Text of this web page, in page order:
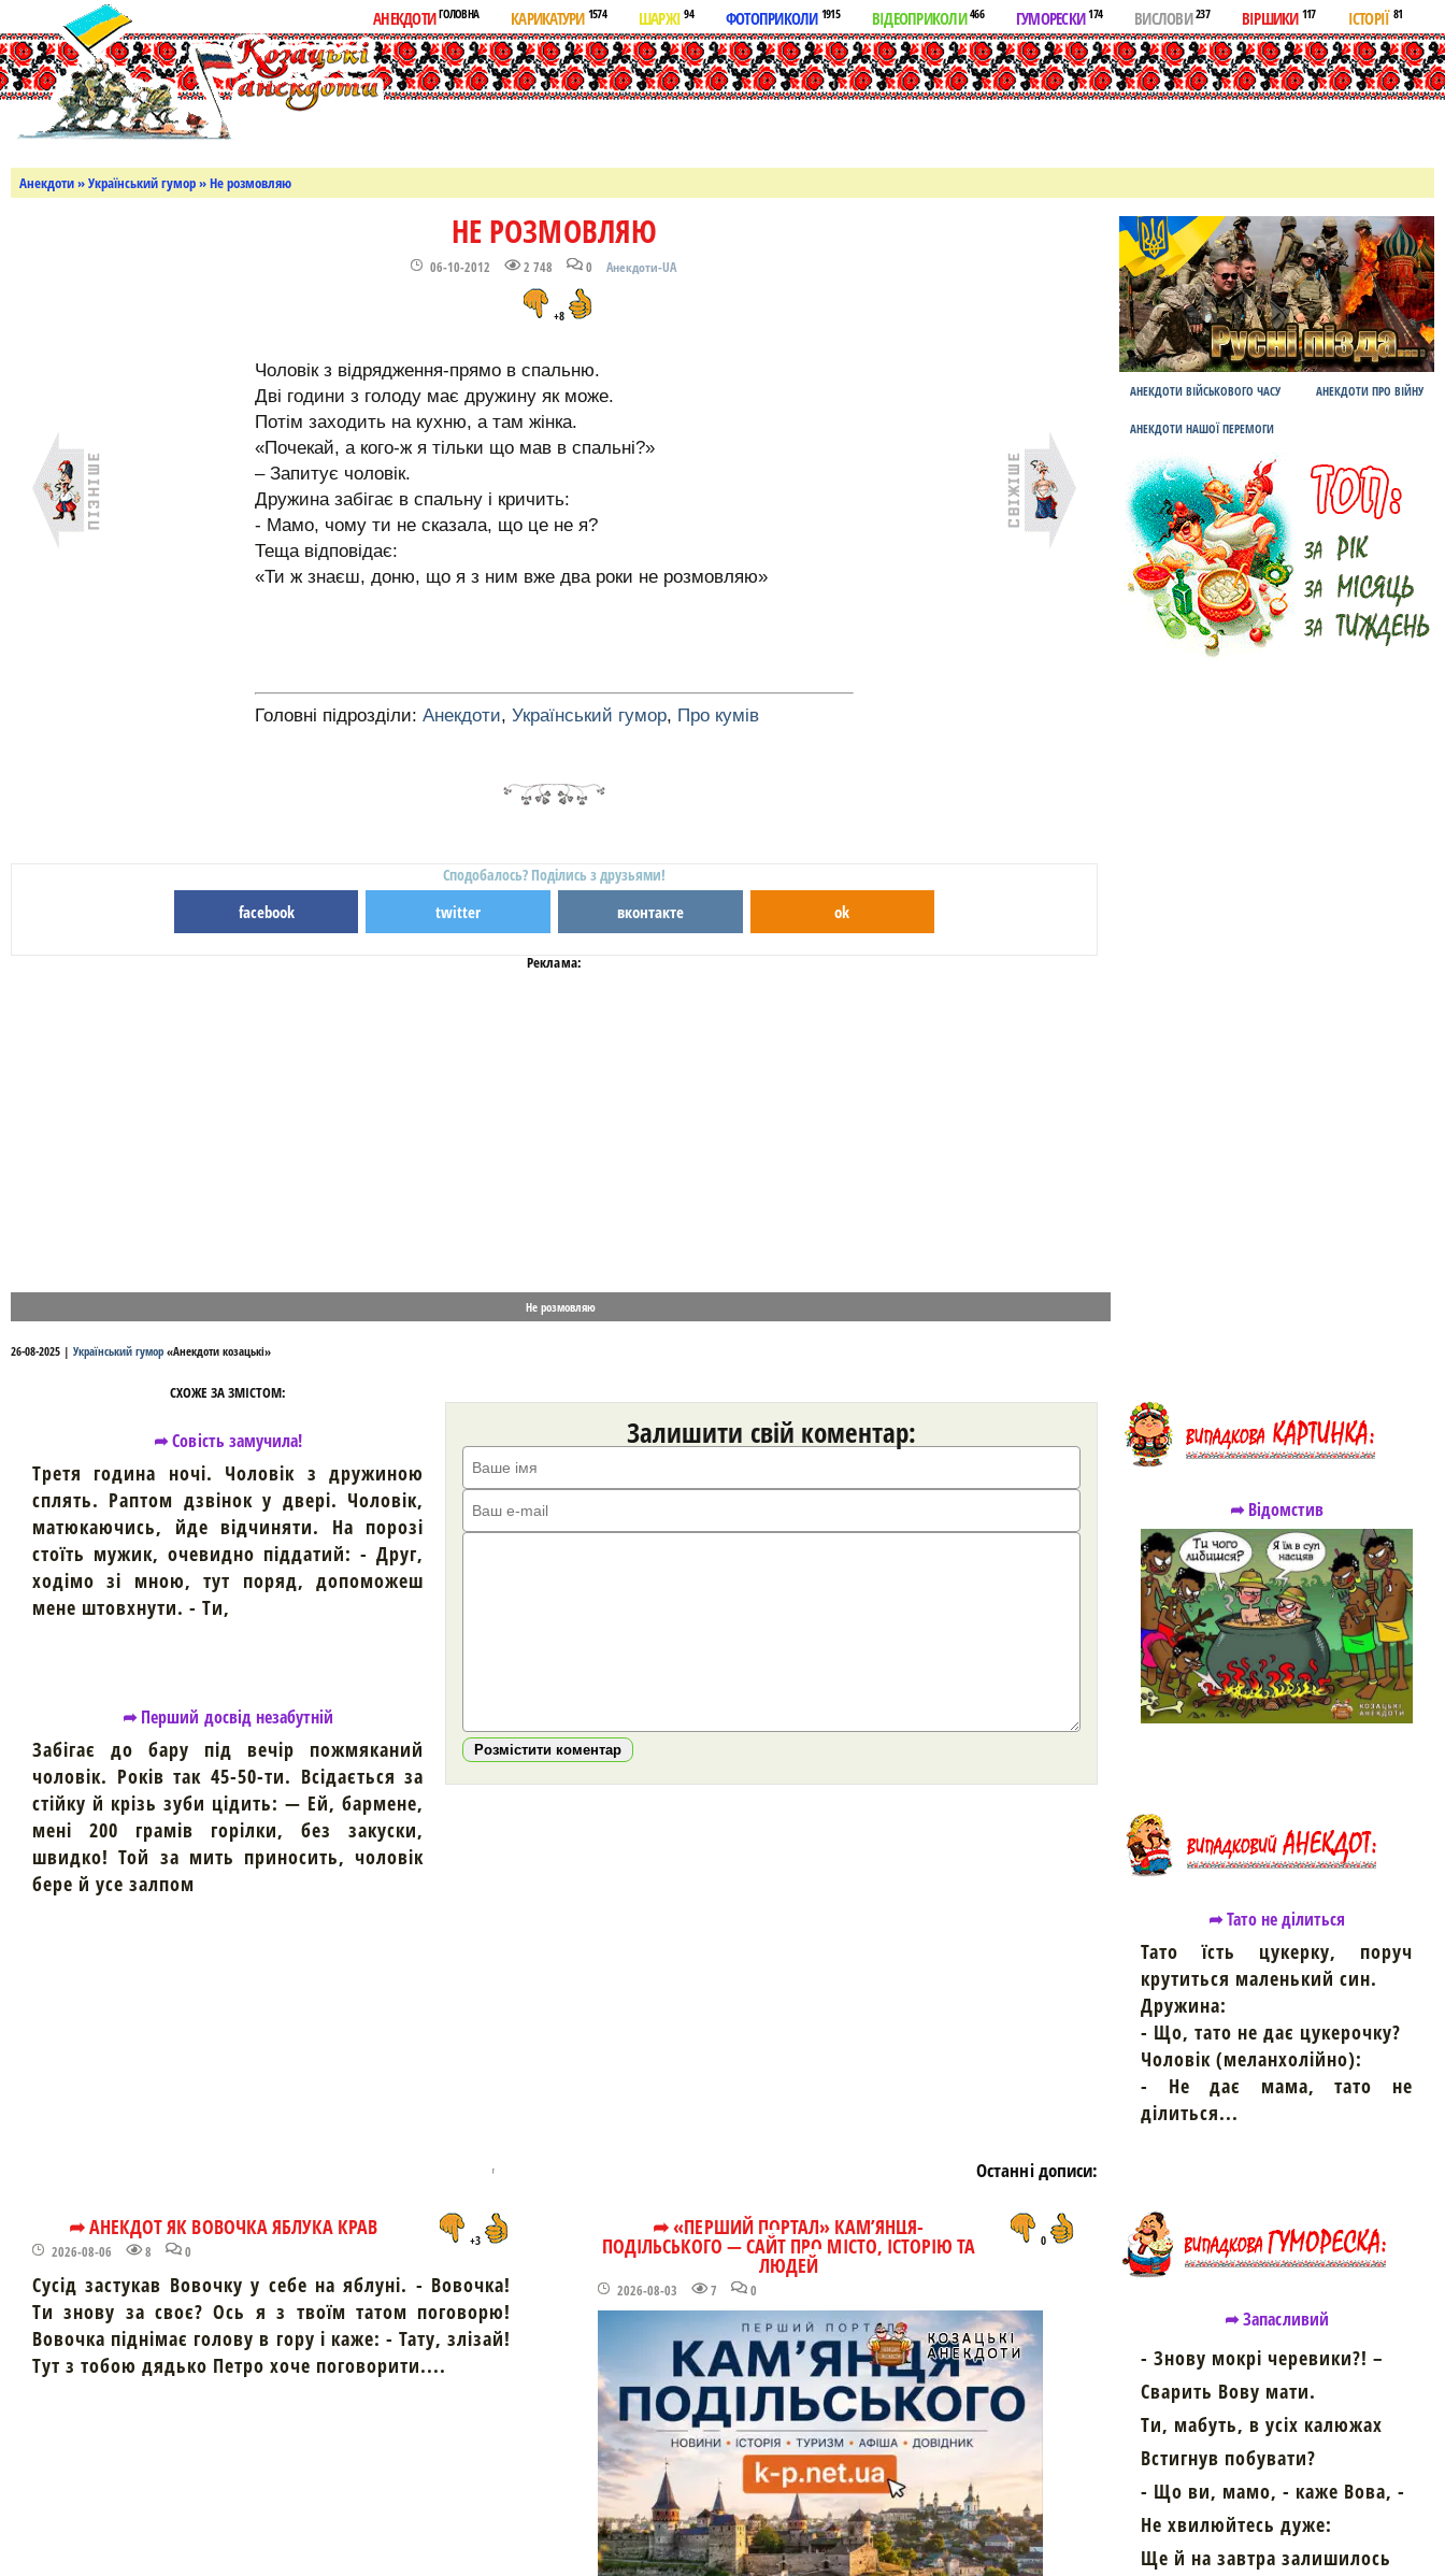
АНЕКДОТИГОЛОВНА КАРИКАТУРИ 1574 ШАРЖІ94 ФОТОПРИКОЛИ 1915 ВІДЕОПРИКОЛИ466 ГУМОРЕСКИ174 ВИСЛОВИ237 ВІРШИКИ 117 ІСТОРІЇ 81
Анекдоти»Український гумор» Не розмовляю
НЕ РОЗМОВЛЯЮ
06-10-2012 2 748 0 Анекдоти-UA
+8
Чоловік з відрядження-прямо в спальню.
Дві години з голоду має дружину як може.
Потім заходить на кухню, а там жінка.
«Почекай, а кого-ж я тільки що мав в спальні?»
– Запитує чоловік.
Дружина забігає в спальну і кричить:
- Мамо, чому ти не сказала, що це не я?
Теща відповідає:
«Ти ж знаєш, доню, що я з ним вже два роки не розмовляю»
Головні підрозділи:Анекдоти,Український гумор, Про кумів
Сподобалось? Поділись з друзьями!
facebook twitter вконтакте ok
Реклама:
Не розмовляю
26-08-2025 | Український гумор «Анекдоти козацькі»
СХОЖЕ ЗА ЗМІСТОМ:
➦ Совість замучила!
Третя година ночі. Чоловік з дружиною
сплять. Раптом дзвінок у двері. Чоловік,
матюкаючись, йде відчиняти. На порозі
стоїть мужик, очевидно піддатий: - Друг,
ходімо зі мною, тут поряд, допоможеш
мене штовхнути. - Ти,
➦ Перший досвід незабутній
Забігає до бару під вечір пожмяканий
чоловік. Років так 45-50-ти. Всідається за
стійку й крізь зуби цідить: — Ей, бармене,
мені 200 грамів горілки, без закуски,
швидко! Той за мить приносить, чоловік
бере й усе залпом
Залишити свій коментар:
Розмістити коментар
Останні дописи:
➦ АНЕКДОТ ЯК ВОВОЧКА ЯБЛУКА КРАВ
2026-08-06 8 0
+3
Сусід застукав Вовочку у себе на яблуні. - Вовочка!
Ти знову за своє? Ось я з твоїм татом поговорю!
Вовочка піднімає голову в гору і каже: - Тату, злізай!
Тут з тобою дядько Петро хоче поговорити....
➦ «ПЕРШИЙ ПОРТАЛ» КАМ’ЯНЦЯ-
ПОДІЛЬСЬКОГО — САЙТ ПРО МІСТО, ІСТОРІЮ ТА
ЛЮДЕЙ
2026-08-03 7 0
0
АНЕКДОТИ ВІЙСЬКОВОГО ЧАСУ АНЕКДОТИ ПРО ВІЙНУ
АНЕКДОТИ НАШОЇ ПЕРЕМОГИ
➦ Відомстив
➦ Тато не ділиться
Тато їсть цукерку, поруч
крутиться маленький син.
Дружина:
- Що, тато не дає цукерочку?
Чоловік (меланхолійно):
- Не дає мама, тато не
ділиться...
➦ Запасливий
- Знову мокрі черевики?! –
Сварить Вову мати.
Ти, мабуть, в усіх калюжах
Встигнув побувати?
- Що ви, мамо, - каже Вова, -
Не хвилюйтесь дуже:
Ще й на завтра залишилось